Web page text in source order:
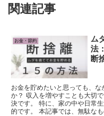
関連記事
お金・節約
ム
法
断
お金を貯めたいと思っても、
か？ 収入を増やすことも大切
決です。 特に、家の中や日常
的です。 本記事では、無駄な